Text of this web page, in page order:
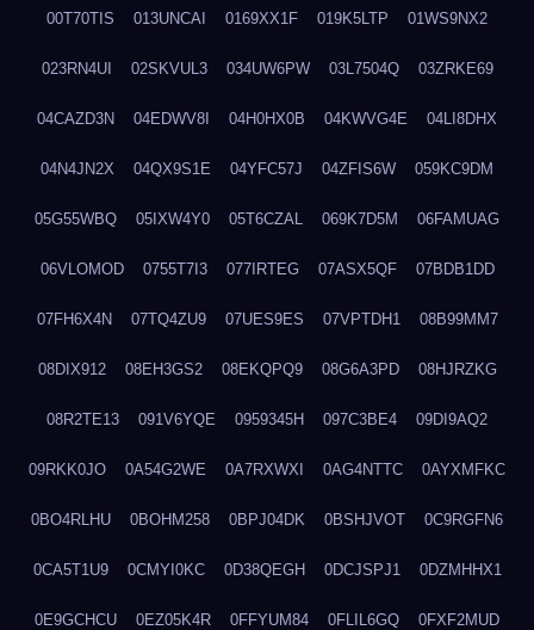
00T70TIS 013UNCAI 0169XX1F 019K5LTP 01WS9NX2
023RN4UI 02SKVUL3 034UW6PW 03L7504Q 03ZRKE69
04CAZD3N 04EDWV8I 04H0HX0B 04KWVG4E 04LI8DHX
04N4JN2X 04QX9S1E 04YFC57J 04ZFIS6W 059KC9DM
05G55WBQ 05IXW4Y0 05T6CZAL 069K7D5M 06FAMUAG
06VLOMOD 0755T7I3 077IRTEG 07ASX5QF 07BDB1DD
07FH6X4N 07TQ4ZU9 07UES9ES 07VPTDH1 08B99MM7
08DIX912 08EH3GS2 08EKQPQ9 08G6A3PD 08HJRZKG
08R2TE13 091V6YQE 0959345H 097C3BE4 09DI9AQ2
09RKK0JO 0A54G2WE 0A7RXWXI 0AG4NTTC 0AYXMFKC
0BO4RLHU 0BOHM258 0BPJ04DK 0BSHJVOT 0C9RGFN6
0CA5T1U9 0CMYI0KC 0D38QEGH 0DCJSPJ1 0DZMHHX1
0E9GCHCU 0EZ05K4R 0FFYUM84 0FLIL6GQ 0FXF2MUD